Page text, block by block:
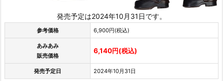
発売予定は2024年10月31日です。
参考価格 6,900円(税込)
あみあみ
販売価格
6,140円(税込)
発売予定日 2024年10月31日